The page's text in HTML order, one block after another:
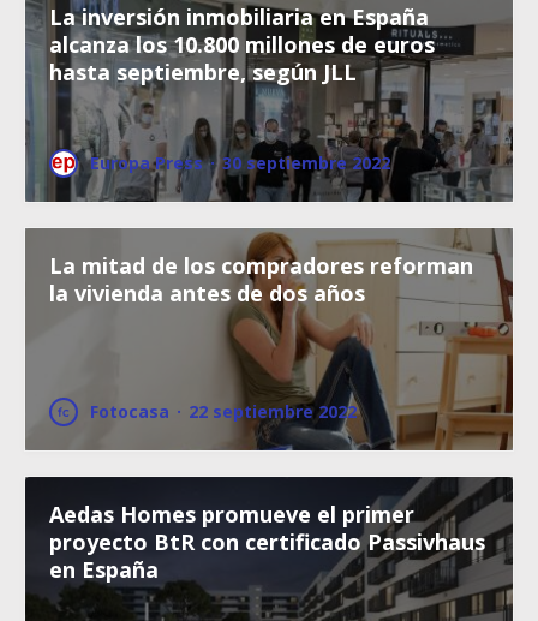
La inversión inmobiliaria en España
alcanza los 10.800 millones de euros
hasta septiembre, según JLL
Europa Press · 30 septiembre 2022
La mitad de los compradores reforman
la vivienda antes de dos años
Fotocasa · 22 septiembre 2022
Aedas Homes promueve el primer
proyecto BtR con certificado Passivhaus
en España